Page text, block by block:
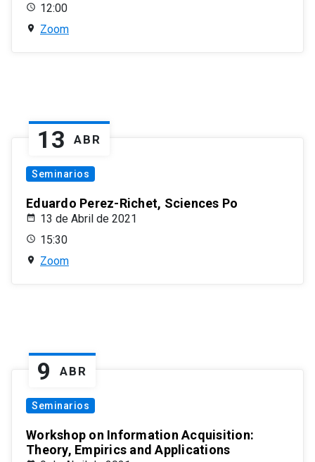
12:00
Zoom
13 ABR
Seminarios
Eduardo Perez-Richet, Sciences Po
13 de Abril de 2021
15:30
Zoom
9 ABR
Seminarios
Workshop on Information Acquisition:
Theory, Empirics and Applications